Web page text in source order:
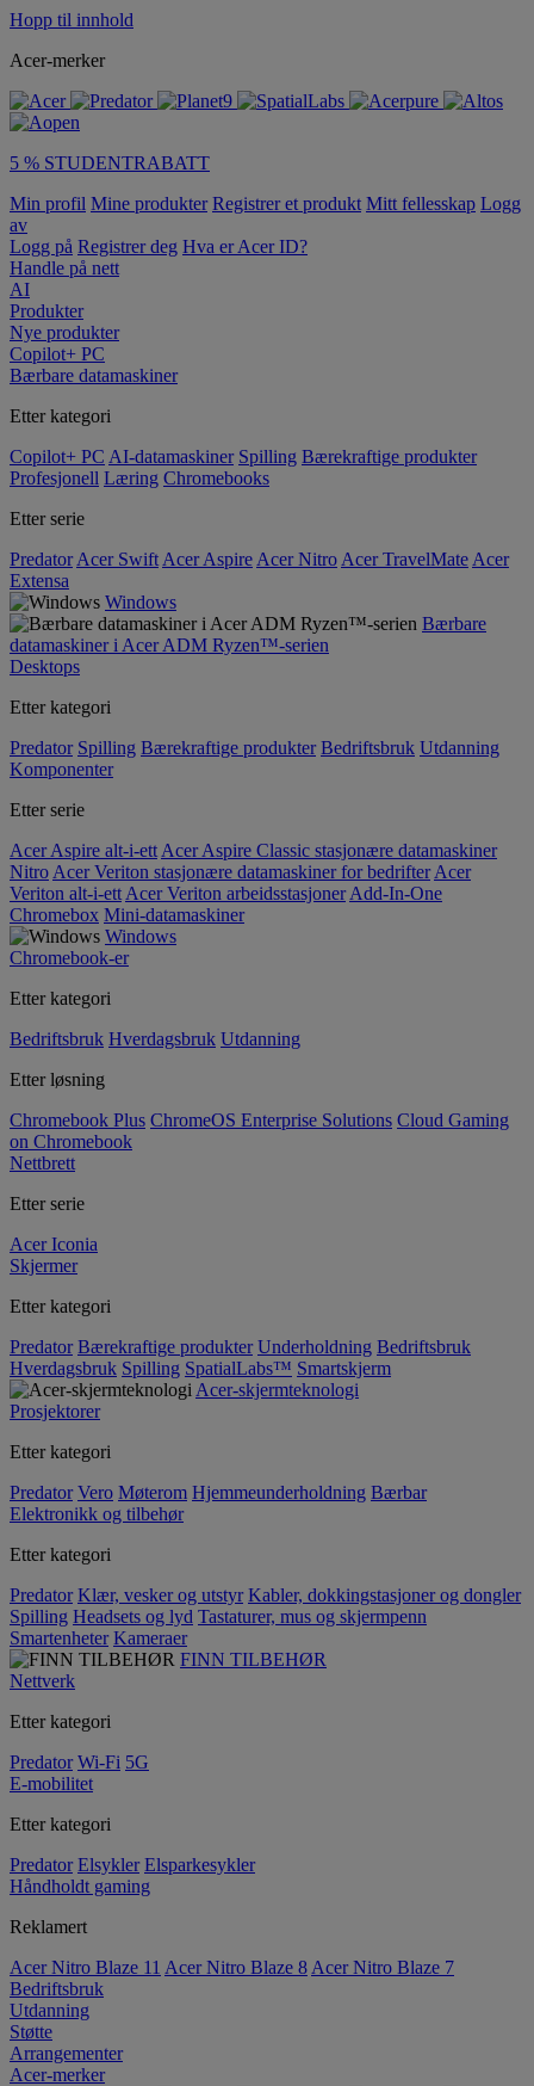
Hopp til innhold
Acer-merker
5 % STUDENTRABATT
Min profil Mine produkter Registrer et produkt Mitt fellesskap Logg
av
Logg på Registrer deg Hva er Acer ID?
Handle på nett
AI
Produkter
Nye produkter
Copilot+ PC
Bærbare datamaskiner
Etter kategori
Copilot+ PC AI-datamaskiner Spilling Bærekraftige produkter
Profesjonell Læring Chromebooks
Etter serie
Predator Acer Swift Acer Aspire Acer Nitro Acer TravelMate Acer
Extensa
Windows
Bærbare
datamaskiner i Acer ADM Ryzen™-serien
Desktops
Etter kategori
Predator Spilling Bærekraftige produkter Bedriftsbruk Utdanning
Komponenter
Etter serie
Acer Aspire alt-i-ett Acer Aspire Classic stasjonære datamaskiner
Nitro Acer Veriton stasjonære datamaskiner for bedrifter Acer
Veriton alt-i-ett Acer Veriton arbeidsstasjoner Add-In-One
Chromebox Mini-datamaskiner
Windows
Chromebook-er
Etter kategori
Bedriftsbruk Hverdagsbruk Utdanning
Etter løsning
Chromebook Plus ChromeOS Enterprise Solutions Cloud Gaming
on Chromebook
Nettbrett
Etter serie
Acer Iconia
Skjermer
Etter kategori
Predator Bærekraftige produkter Underholdning Bedriftsbruk
Hverdagsbruk Spilling SpatialLabs™ Smartskjerm
Acer-skjermteknologi
Prosjektorer
Etter kategori
Predator Vero Møterom Hjemmeunderholdning Bærbar
Elektronikk og tilbehør
Etter kategori
Predator Klær, vesker og utstyr Kabler, dokkingstasjoner og dongler
Spilling Headsets og lyd Tastaturer, mus og skjermpenn
Smartenheter Kameraer
FINN TILBEHØR
Nettverk
Etter kategori
Predator Wi-Fi 5G
E-mobilitet
Etter kategori
Predator Elsykler Elsparkesykler
Håndholdt gaming
Reklamert
Acer Nitro Blaze 11 Acer Nitro Blaze 8 Acer Nitro Blaze 7
Bedriftsbruk
Utdanning
Støtte
Arrangementer
Acer-merker